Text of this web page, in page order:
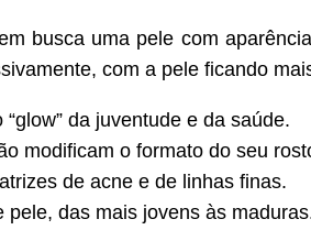
busca uma pele com
com a pele ficando
da juventude e da saúde.
modificam o formato do seu
de acne e de linhas finas.
pele, das mais jovens às